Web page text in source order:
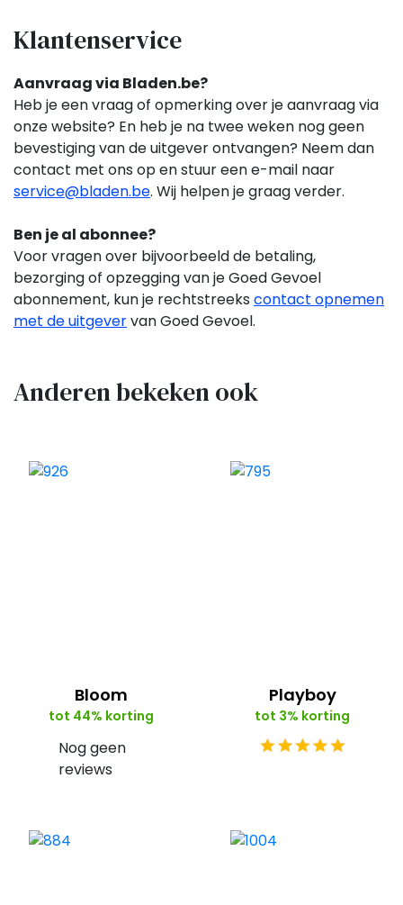
Klantenservice
Aanvraag via Bladen.be?
Heb je een vraag of opmerking over je aanvraag via
onze website? En heb je na twee weken nog geen
bevestiging van de uitgever ontvangen? Neem dan
contact met ons op en stuur een e-mail naar
service@bladen.be. Wij helpen je graag verder.
Ben je al abonnee?
Voor vragen over bijvoorbeeld de betaling,
bezorging of opzegging van je Goed Gevoel
abonnement, kun je rechtstreeks contact opnemen
met de uitgevervan Goed Gevoel.
Anderen bekeken ook
Bloom
tot 44% korting
Nog geen
reviews
Playboy
tot 3% korting